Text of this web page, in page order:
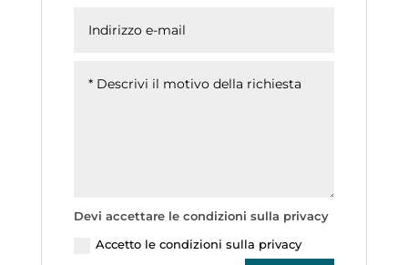
Devi accettare le condizioni sulla privacy
Accetto le condizioni sulla privacy